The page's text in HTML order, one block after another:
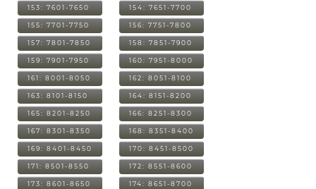
153: 7601-7650 154: 7651-7700
155: 7701-7750 156: 7751-7800
157: 7801-7850 158: 7851-7900
159: 7901-7950 160: 7951-8000
161: 8001-8050 162: 8051-8100
163: 8101-8150 164: 8151-8200
165: 8201-8250 166: 8251-8300
167: 8301-8350 168: 8351-8400
169: 8401-8450 170: 8451-8500
171: 8501-8550 172: 8551-8600
173: 8601-8650 174: 8651-8700